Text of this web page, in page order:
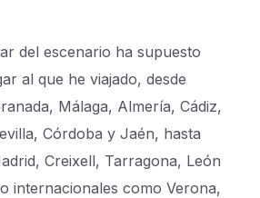
del escenario ha supuesto
al que he viajado, desde
Málaga, Almería, Cádiz,
Córdoba y Jaén, hasta
Creixell, Tarragona, León
internacionales como Verona,